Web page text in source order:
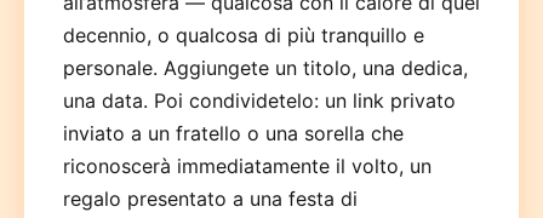
decennio, o qualcosa di più tranquillo e
personale. Aggiungete un titolo, una dedica,
una data. Poi condividetelo: un link privato
inviato a un fratello o una sorella che
riconoscerà immediatamente il volto, un
regalo presentato a una festa di